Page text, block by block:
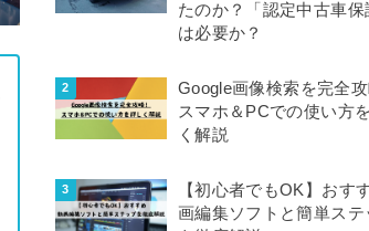
たのか？「認定中古車保
は必要か？
Google画像検索を完全攻
スマホ＆PCでの使い方
く解説
【初心者でもOK】おす
画編集ソフトと簡単ステ